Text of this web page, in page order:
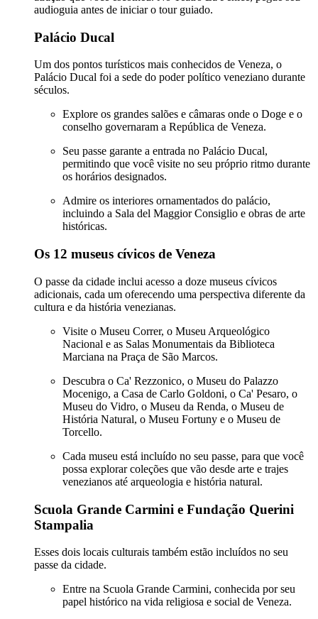
audioguia antes de iniciar o tour guiado.
Palácio Ducal
Um dos pontos turísticos mais conhecidos de Veneza, o
Palácio Ducal foi a sede do poder político veneziano durante
séculos.
Explore os grandes salões e câmaras onde o Doge e o
conselho governaram a República de Veneza.
Seu passe garante a entrada no Palácio Ducal,
permitindo que você visite no seu próprio ritmo durante
os horários designados.
Admire os interiores ornamentados do palácio,
incluindo a Sala del Maggior Consiglio e obras de arte
históricas.
Os 12 museus cívicos de Veneza
O passe da cidade inclui acesso a doze museus cívicos
adicionais, cada um oferecendo uma perspectiva diferente da
cultura e da história venezianas.
Visite o Museu Correr, o Museu Arqueológico
Nacional e as Salas Monumentais da Biblioteca
Marciana na Praça de São Marcos.
Descubra o Ca' Rezzonico, o Museu do Palazzo
Mocenigo, a Casa de Carlo Goldoni, o Ca' Pesaro, o
Museu do Vidro, o Museu da Renda, o Museu de
História Natural, o Museu Fortuny e o Museu de
Torcello.
Cada museu está incluído no seu passe, para que você
possa explorar coleções que vão desde arte e trajes
venezianos até arqueologia e história natural.
Scuola Grande Carmini e Fundação Querini
Stampalia
Esses dois locais culturais também estão incluídos no seu
passe da cidade.
Entre na Scuola Grande Carmini, conhecida por seu
papel histórico na vida religiosa e social de Veneza.